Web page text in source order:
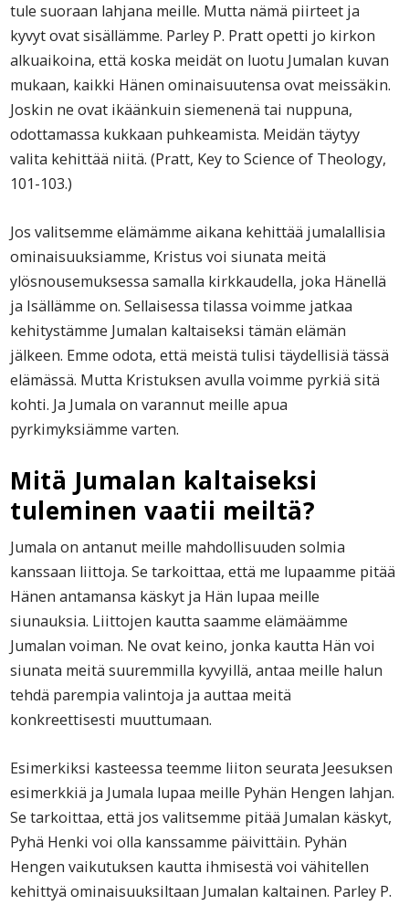
tule suoraan lahjana meille. Mutta nämä piirteet ja
kyvyt ovat sisällämme. Parley P. Pratt opetti jo kirkon
alkuaikoina, että koska meidät on luotu Jumalan kuvan
mukaan, kaikki Hänen ominaisuutensa ovat meissäkin.
Joskin ne ovat ikäänkuin siemenenä tai nuppuna,
odottamassa kukkaan puhkeamista. Meidän täytyy
valita kehittää niitä. (Pratt, Key to Science of Theology,
101-103.)
Jos valitsemme elämämme aikana kehittää jumalallisia
ominaisuuksiamme, Kristus voi siunata meitä
ylösnousemuksessa samalla kirkkaudella, joka Hänellä
ja Isällämme on. Sellaisessa tilassa voimme jatkaa
kehitystämme Jumalan kaltaiseksi tämän elämän
jälkeen. Emme odota, että meistä tulisi täydellisiä tässä
elämässä. Mutta Kristuksen avulla voimme pyrkiä sitä
kohti. Ja Jumala on varannut meille apua
pyrkimyksiämme varten.
Mitä Jumalan kaltaiseksi
tuleminen vaatii meiltä?
Jumala on antanut meille mahdollisuuden solmia
kanssaan liittoja. Se tarkoittaa, että me lupaamme pitää
Hänen antamansa käskyt ja Hän lupaa meille
siunauksia. Liittojen kautta saamme elämäämme
Jumalan voiman. Ne ovat keino, jonka kautta Hän voi
siunata meitä suuremmilla kyvyillä, antaa meille halun
tehdä parempia valintoja ja auttaa meitä
konkreettisesti muuttumaan.
Esimerkiksi kasteessa teemme liiton seurata Jeesuksen
esimerkkiä ja Jumala lupaa meille Pyhän Hengen lahjan.
Se tarkoittaa, että jos valitsemme pitää Jumalan käskyt,
Pyhä Henki voi olla kanssamme päivittäin. Pyhän
Hengen vaikutuksen kautta ihmisestä voi vähitellen
kehittyä ominaisuuksiltaan Jumalan kaltainen. Parley P.